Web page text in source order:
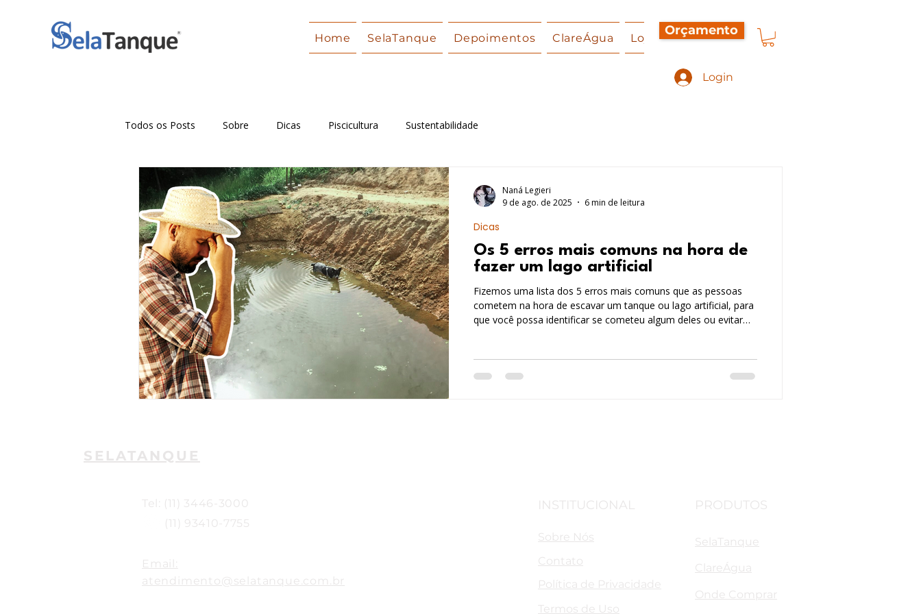
Home SelaTanque Depoimentos ClareÁgua Loja Virtual Orçamento
Orçamento
Login
Todos os Posts Sobre Dicas Piscicultura Sustentabilidade
Os 5 erros mais comuns na hora de
fazer um lago artificial
Fizemos uma lista dos 5 erros mais comuns que as pessoas
cometem na hora de escavar um tanque ou lago artificial, para
que você possa identificar se cometeu algum deles ou evitar
Dicas
Naná Legieri
9 de ago. de 2025
6 min de leitura
SELATANQUE
Tel: (11) 3446-3000
(11) 93410-7755
Email:
atendimento@selatanque.com.br
INSTITUCIONAL
Sobre Nós
Contato
Política de Privacidade
Termos de Uso
PRODUTOS
SelaTanque
ClareÁgua
Onde Comprar